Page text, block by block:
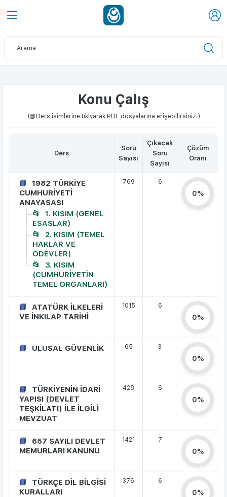
Konu Çalış
(📘Ders isimlerine tıklyarak PDF dosyalarına erişebilirsiniz.)
Ders
Soru
Sayısı
Çıkacak
Soru
Sayısı
Çözüm
Oranı
1982 TÜRKİYE
CUMHURİYETİ
ANAYASASI
1. KISIM (GENEL
ESASLAR)
2. KISIM (TEMEL
HAKLAR VE
ÖDEVLER)
3. KISIM
(CUMHURİYETİN
TEMEL ORGANLARI)
769 6
0%
ATATÜRK İLKELERİ
VE İNKILAP TARİHİ
1015 6
0%
ULUSAL GÜVENLİK 65 3
0%
TÜRKİYENİN İDARİ
YAPISI (DEVLET
TEŞKİLATI) İLE İLGİLİ
MEVZUAT
428 6
0%
657 SAYILI DEVLET
MEMURLARI KANUNU
1421 7
0%
TÜRKÇE DİL BİLGİSİ
KURALLARI
376 6
0%